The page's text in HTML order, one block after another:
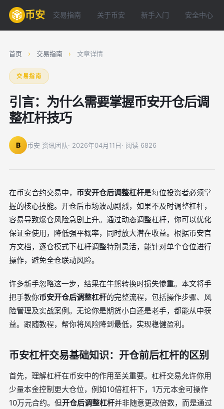
币安 交易指南 关于币安 新手入门 安全中心
首页 › 交易指南 › 文章详情
交易指南
引言：为什么需要掌握币安开仓后调
整杠杆技巧
B 币安 资讯团队· 2026年04月11日· 阅读 6826
在币安合约交易中， 币安开仓后调整杠杆是每位投资者必须掌
握的核心技能。开仓后市场波动剧烈，如果不及时调整杠杆，
容易导致爆仓风险急剧上升。通过动态调整杠杆，你可以优化
保证金使用，降低强平概率，同时放大潜在收益。根据币安官
方文档，逐仓模式下杠杆调整特别灵活，能针对单个仓位进行
操作，避免全仓联动风险。
许多新手忽略这一步，结果在牛熊转换时损失惨重。本文将手
把手教你币安开仓后调整杠杆的完整流程，包括操作步骤、风
险管理及实战案例。无论你是期货小白还是老手，都能从中获
益。跟随教程，帮你将风险降到最低，实现稳健盈利。
币安杠杆交易基础知识：开仓前后杠杆的区别
首先，理解杠杆在币安中的作用至关重要。杠杆交易允许你用
少量本金控制更大仓位，例如10倍杠杆下，1万元本金可操作
10万元合约。但开仓后调整杠杆并非随意更改倍数，而是通过